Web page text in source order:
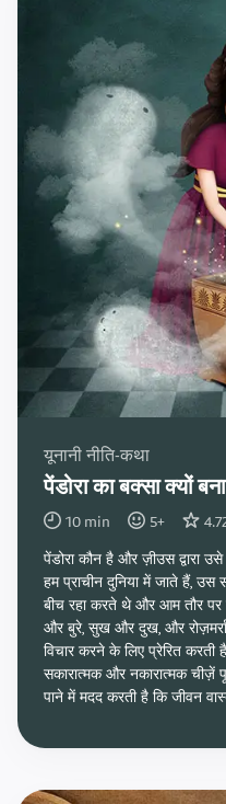
यूनानी नीति-कथा
पेंडोरा का बक्सा क्यों
10 min 5+
पेंडोरा कौन है और ज़ीउस द्वारा
हम प्राचीन दुनिया में जाते हैं, उस
बीच रहा करते थे और आम तौर पर
और बुरे, सुख और दुख, और
विचार करने के लिए प्रेरित करती
सकारात्मक और नकारात्मक
पाने में मदद करती है कि जीवन